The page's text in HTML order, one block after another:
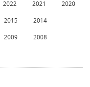
2022 2021 2020
2015 2014
2009 2008